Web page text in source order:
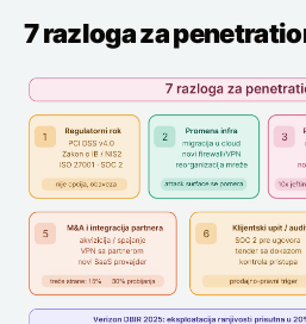
7 razloga za